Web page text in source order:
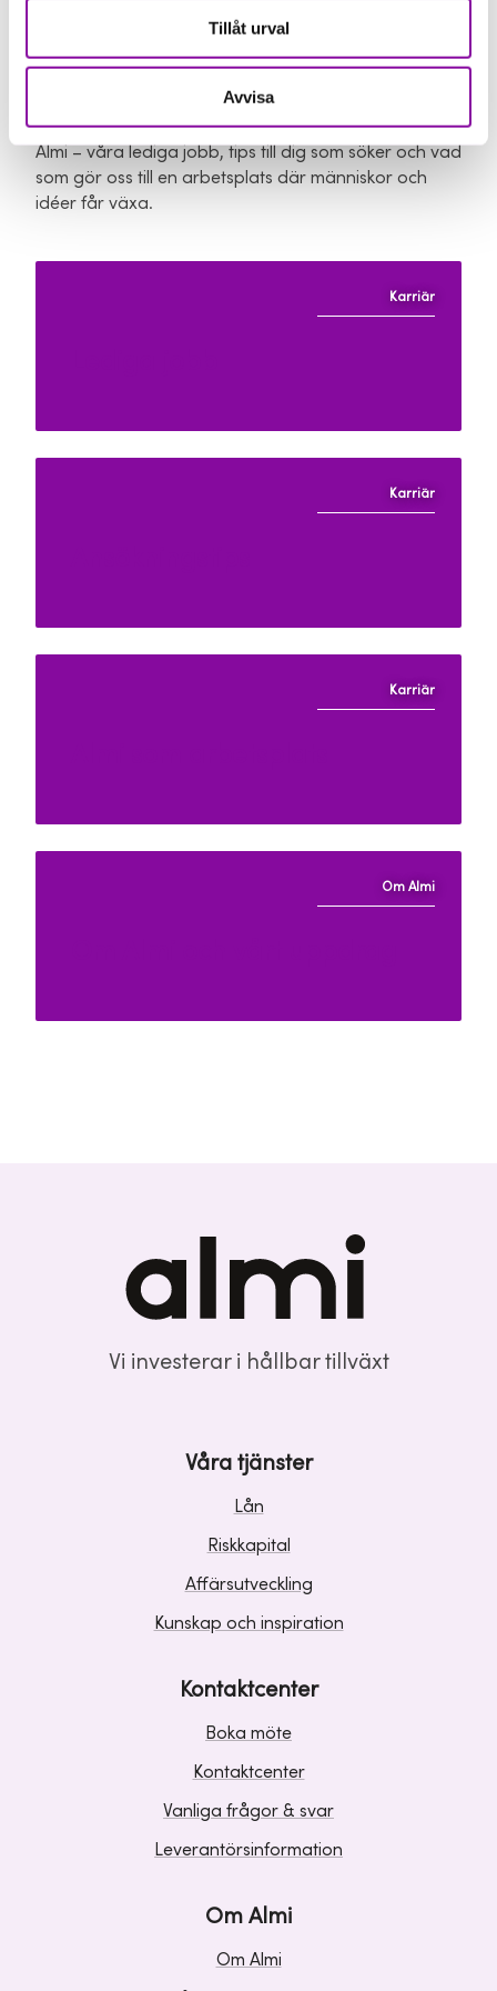
Tillåt urval
Avvisa
Vill du veta mer om hur det är
att jobba hos oss?
Här hittar du mer om hur det är att vara en del av
Almi – våra lediga jobb, tips till dig som söker och vad
som gör oss till en arbetsplats där människor och
idéer får växa.
Karriär
Karriär
Karriär
Om Almi
Vi investerar i hållbar tillväxt
Våra tjänster
Lån
Riskkapital
Affärsutveckling
Kunskap och inspiration
Kontaktcenter
Boka möte
Kontaktcenter
Vanliga frågor & svar
Leverantörsinformation
Om Almi
Om Almi